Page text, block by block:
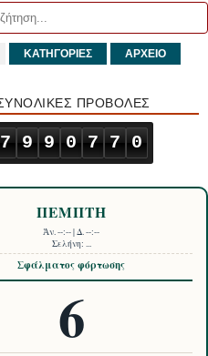
ΚΑΤΗΓΟΡΙΕΣ ΑΡΧΕΙΟ
ΠΡΟΒΟΛΕΣ
7 9 9 0 7 7 0
ΠΕΜΠΤΗ
Ἀν.--:--| Δ.--:--
Σελήνη: ...
Σφάλματος φόρτωσης
6